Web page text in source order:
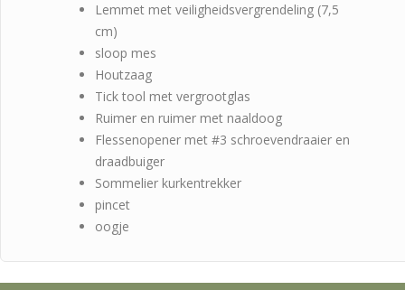
Lemmet met veiligheidsvergrendeling (7,5
cm)
sloop mes
Houtzaag
Tick tool met vergrootglas
Ruimer en ruimer met naaldoog
Flessenopener met #3 schroevendraaier en
draadbuiger
Sommelier kurkentrekker
pincet
oogje